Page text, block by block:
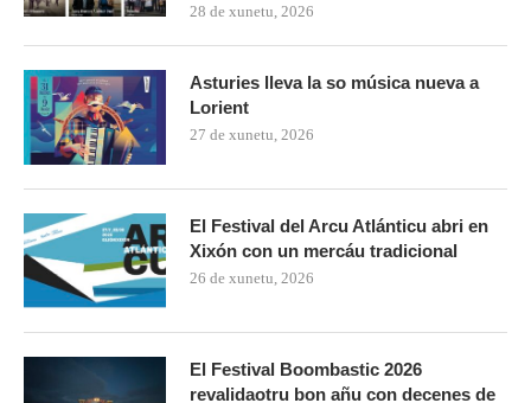
28 de xunetu, 2026
Asturies lleva la so música nueva a
Lorient
27 de xunetu, 2026
El Festival del Arcu Atlánticu abri en
Xixón con un mercáu tradicional
26 de xunetu, 2026
El Festival Boombastic 2026
revalidaotru bon añu con decenes de